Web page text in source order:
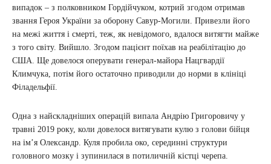
випадок – з полковником Гордійчуком, котрий згодом отримав
звання Героя України за оборону Савур-Могили. Привезли його
на межі життя і смерті, теж, як невідомого, вдалося витягти майже
з того світу. Вийшло. Згодом пацієнт поїхав на реабілітацію до
США. Ще довелося оперувати генерал-майора Нацгвардії
Климчука, потім його остаточно приводили до норми в клініці
Філадельфії.
Одна з найскладніших операцій випала Андрію Григоровичу у
травні 2019 року, коли довелося витягувати кулю з голови бійця
на ім’я Олександр. Куля пробила око, серединні структури
головного мозку і зупинилася в потиличній кістці черепа.